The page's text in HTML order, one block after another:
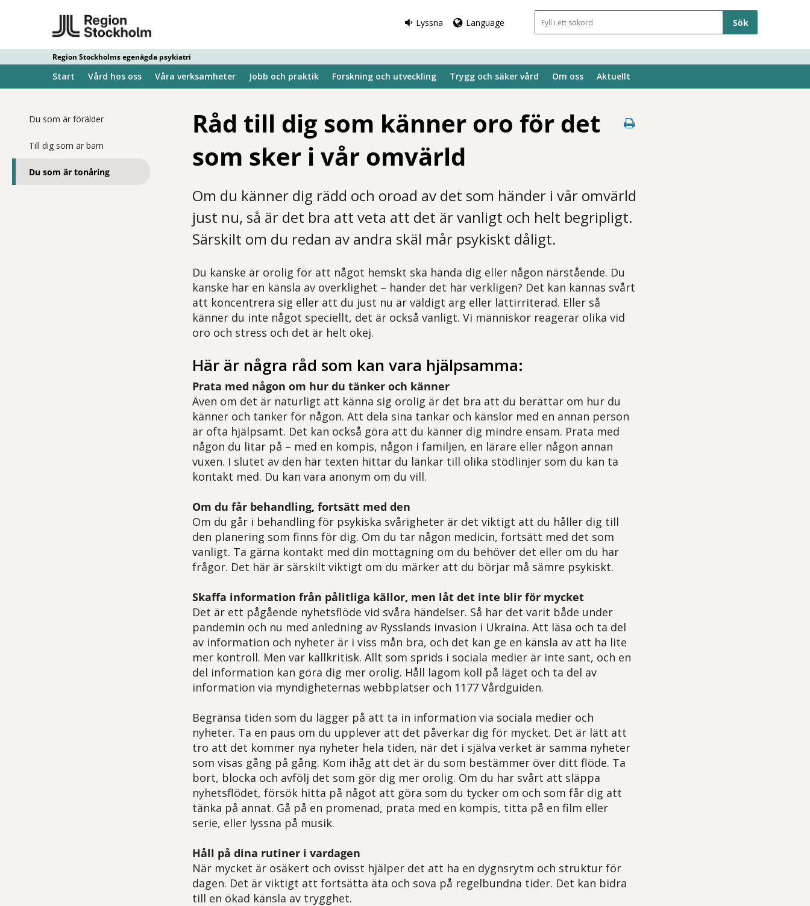
Lyssna Language Sökfält
Region Stockholms egenägda psykiatri
Start Vård hos oss Våra verksamheter Jobb och praktik Forskning och utveckling Trygg och säker vård Om oss Aktuellt
Du som är förälder
Till dig som är barn
Du som är tonåring
Råd till dig som känner oro för det
som sker i vår omvärld
Om du känner dig rädd och oroad av det som händer i vår omvärld
just nu, så är det bra att veta att det är vanligt och helt begripligt.
Särskilt om du redan av andra skäl mår psykiskt dåligt.
Du kanske är orolig för att något hemskt ska hända dig eller någon närstående. Du
kanske har en känsla av overklighet – händer det här verkligen? Det kan kännas svårt
att koncentrera sig eller att du just nu är väldigt arg eller lättirriterad. Eller så
känner du inte något speciellt, det är också vanligt. Vi människor reagerar olika vid
oro och stress och det är helt okej.
Här är några råd som kan vara hjälpsamma:
Prata med någon om hur du tänker och känner
Även om det är naturligt att känna sig orolig är det bra att du berättar om hur du
känner och tänker för någon. Att dela sina tankar och känslor med en annan person
är ofta hjälpsamt. Det kan också göra att du känner dig mindre ensam. Prata med
någon du litar på – med en kompis, någon i familjen, en lärare eller någon annan
vuxen. I slutet av den här texten hittar du länkar till olika stödlinjer som du kan ta
kontakt med. Du kan vara anonym om du vill.
Om du får behandling, fortsätt med den
Om du går i behandling för psykiska svårigheter är det viktigt att du håller dig till
den planering som finns för dig. Om du tar någon medicin, fortsätt med det som
vanligt. Ta gärna kontakt med din mottagning om du behöver det eller om du har
frågor. Det här är särskilt viktigt om du märker att du börjar må sämre psykiskt.
Skaffa information från pålitliga källor, men låt det inte blir för mycket
Det är ett pågående nyhetsflöde vid svåra händelser. Så har det varit både under
pandemin och nu med anledning av Rysslands invasion i Ukraina. Att läsa och ta del
av information och nyheter är i viss mån bra, och det kan ge en känsla av att ha lite
mer kontroll. Men var källkritisk. Allt som sprids i sociala medier är inte sant, och en
del information kan göra dig mer orolig. Håll lagom koll på läget och ta del av
information via myndigheternas webbplatser och 1177 Vårdguiden.
Begränsa tiden som du lägger på att ta in information via sociala medier och
nyheter. Ta en paus om du upplever att det påverkar dig för mycket. Det är lätt att
tro att det kommer nya nyheter hela tiden, när det i själva verket är samma nyheter
som visas gång på gång. Kom ihåg att det är du som bestämmer över ditt flöde. Ta
bort, blocka och avfölj det som gör dig mer orolig. Om du har svårt att släppa
nyhetsflödet, försök hitta på något att göra som du tycker om och som får dig att
tänka på annat. Gå på en promenad, prata med en kompis, titta på en film eller
serie, eller lyssna på musik.
Håll på dina rutiner i vardagen
När mycket är osäkert och ovisst hjälper det att ha en dygnsrytm och struktur för
dagen. Det är viktigt att fortsätta äta och sova på regelbundna tider. Det kan bidra
till en ökad känsla av trygghet.